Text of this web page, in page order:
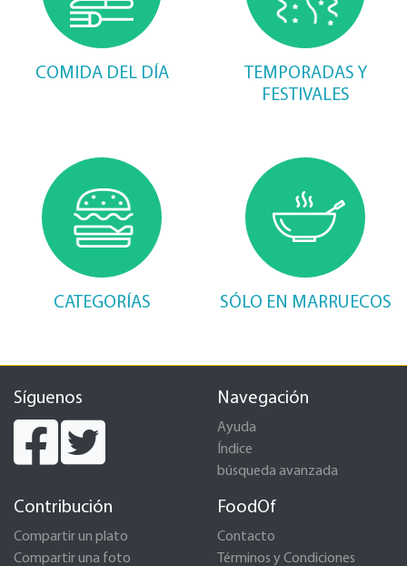
COMIDA DEL DÍA
TEMPORADAS Y
FESTIVALES
CATEGORÍAS SÓLO EN MARRUECOS
Síguenos Navegación
Ayuda
Índice
búsqueda avanzada
Contribución
Compartir un plato
Compartir una foto
FoodOf
Contacto
Términos y Condiciones